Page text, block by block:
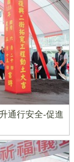
通行安全-促進